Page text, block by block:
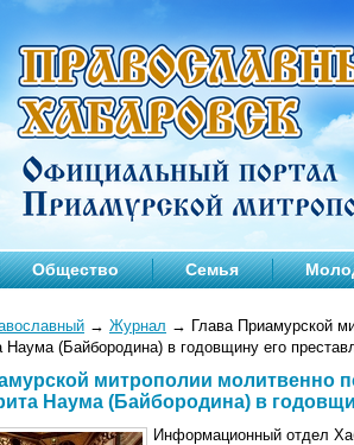
Общество Семья
→ Журнал → Глава Приамурской
Наума (Байбородина) в годовщину его
митрополии молитвенно
Наума (Байбородина) в
Информационный отдел